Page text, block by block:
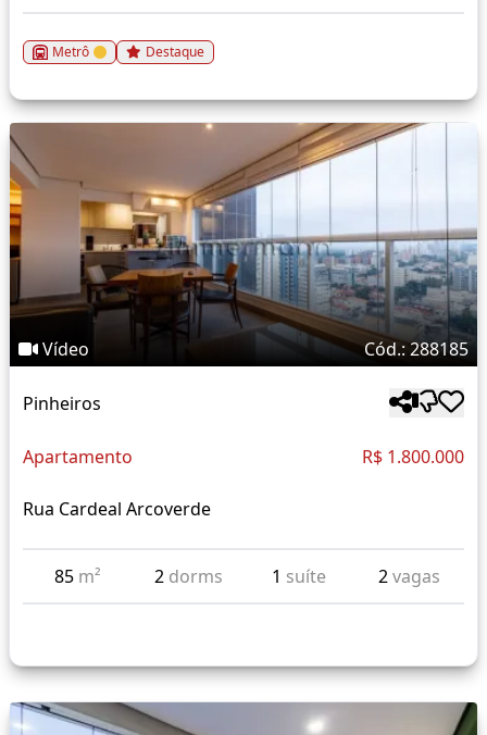
Metrô Destaque
Vídeo Cód.: 288185
Pinheiros
Apartamento R$ 1.800.000
Rua Cardeal Arcoverde
85 m² 2 dorms 1 suíte 2vagas